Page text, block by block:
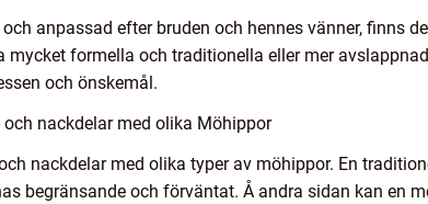
anpassad efter bruden och hennes vänner, finns
mycket formella och traditionella eller mer
och önskemål.
nackdelar med olika Möhippor
nackdelar med olika typer av möhippor. En
begränsande och förväntat. Å andra sidan kan en